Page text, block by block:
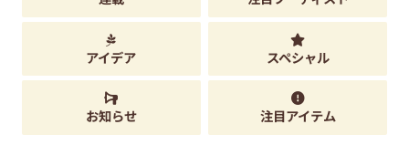
アイデア スペシャル
お知らせ 注目アイテム